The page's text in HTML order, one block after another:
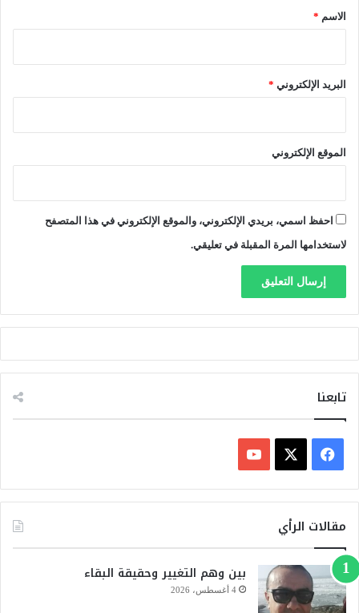
ا
ع
*
الاسم *
البريد الإلكتروني *
الموقع الإلكتروني
احفظ اسمي، بريدي الإلكتروني، والموقع الإلكتروني في هذا المتصفح
لاستخدامها المرة المقبلة في تعليقي.
تابعنا
ي
ب
و
X
Y
u
T
مقالات الرأي
بين وهم التغيير وحقيقة البقاء
4 أغسطس، 2026